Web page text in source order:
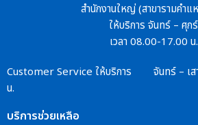
สำนักงานใหญ่ (สาขารามคำ
ให้บริการ จันทร์ – ศุกร์
เวลา 08.00-17.00 น.
Customer Service ให้บริการ จันทร์ – เส
น.
บริการช่วยเหลือ